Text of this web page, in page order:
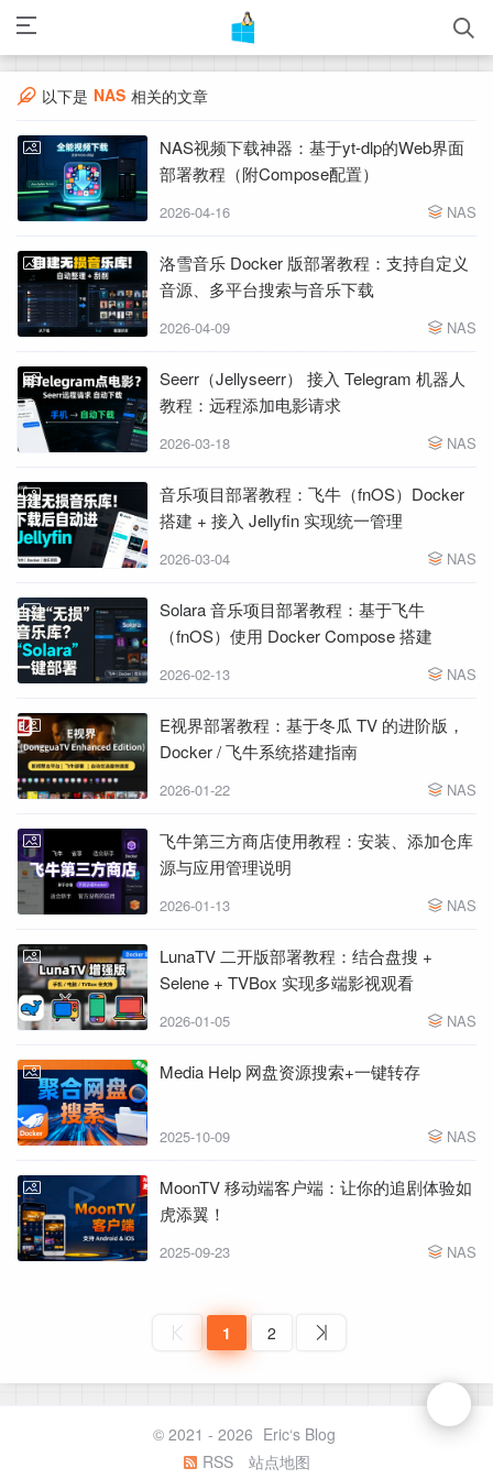
以下是 NAS 相关的文章
NAS视频下载神器：基于yt-dlp的Web界面
部署教程（附Compose配置）
2026-04-16 NAS
洛雪音乐 Docker 版部署教程：支持自定义
音源、多平台搜索与音乐下载
2026-04-09 NAS
Seerr（Jellyseerr） 接入 Telegram 机器人
教程：远程添加电影请求
2026-03-18 NAS
音乐项目部署教程：飞牛（fnOS）Docker
搭建 + 接入 Jellyfin 实现统一管理
2026-03-04 NAS
Solara 音乐项目部署教程：基于飞牛
（fnOS）使用 Docker Compose 搭建
2026-02-13 NAS
E视界部署教程：基于冬瓜 TV 的进阶版，
Docker / 飞牛系统搭建指南
2026-01-22 NAS
飞牛第三方商店使用教程：安装、添加仓库
源与应用管理说明
2026-01-13 NAS
LunaTV 二开版部署教程：结合盘搜 +
Selene + TVBox 实现多端影视观看
2026-01-05 NAS
Media Help 网盘资源搜索+一键转存
2025-10-09 NAS
MoonTV 移动端客户端：让你的追剧体验如
虎添翼！
2025-09-23 NAS
1 2
© 2021 - 2026 Eric‘s Blog
RSS
站点地图